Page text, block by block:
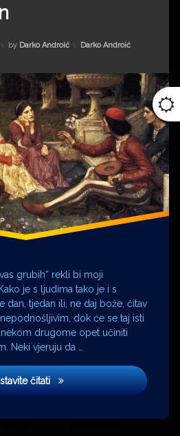
Updated on 31. siječnja 2024.
by Darko Androić Kategorije:
Darko Androić
grubih“ rekli bi moji
je s ljudima tako je i s
dan, tjedan ili, ne daj bože, čitav
dok će se taj isti
drugome opet učiniti
Neki vjeruju da …
čitatiDekameron